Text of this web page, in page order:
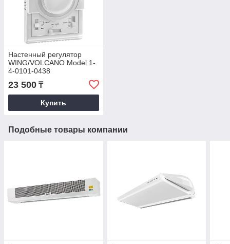
Настенный регулятор
WING/VOLCANO Model 1-
4-0101-0438
23 500 ₸
Купить
Подобные товары компании